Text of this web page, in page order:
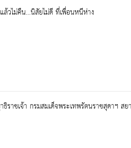
วไม่คืน…นิสัยไม่ดี ที่เพื่อนหนีห่าง
าชเจ้า กรมสมเด็จพระเทพรัตนราชสุดาฯ สย